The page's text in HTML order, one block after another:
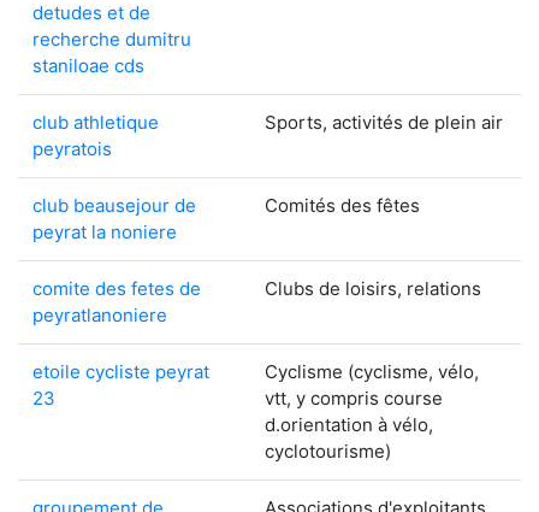
detudes et de
recherche dumitru
staniloae cds
club athletique
peyratois
Sports, activités de plein air
club beausejour de
peyrat la noniere
Comités des fêtes
comite des fetes de
peyratlanoniere
Clubs de loisirs, relations
etoile cycliste peyrat
23
Cyclisme (cyclisme, vélo,
vtt, y compris course
d.orientation à vélo,
cyclotourisme)